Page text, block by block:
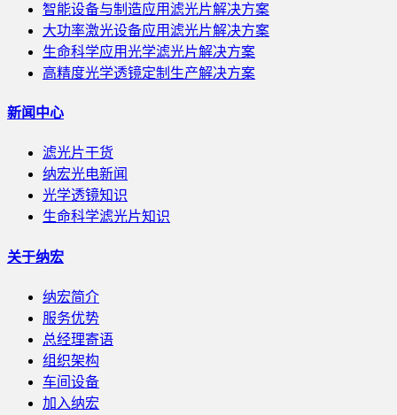
智能设备与制造应用滤光片解决方案
大功率激光设备应用滤光片解决方案
生命科学应用光学滤光片解决方案
高精度光学透镜定制生产解决方案
新闻中心
滤光片干货
纳宏光电新闻
光学透镜知识
生命科学滤光片知识
关于纳宏
纳宏简介
服务优势
总经理寄语
组织架构
车间设备
加入纳宏